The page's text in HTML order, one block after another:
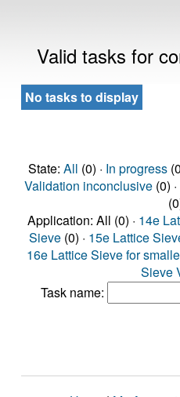
Valid tasks for
No tasks to display
State: All (0) · In progress
Validation inconclusive(0) ·
Application: All (0) · 14e
Sieve (0) · 15e Lattice
16e Lattice Sieve for
Sieve
Task name: